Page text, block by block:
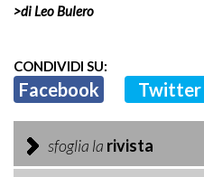
>di Leo Bulero
CONDIVIDI SU:
Facebook Twitter
sfoglia la rivista